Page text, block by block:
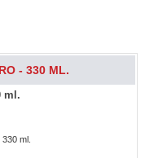
- 330 ML.
ml.
ml.